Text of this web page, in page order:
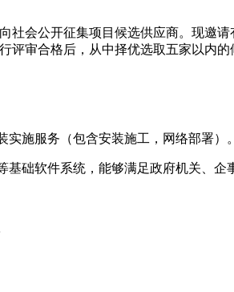
社会公开征集项目候选供应商。现邀
审合格后，从中择优选取五家以内的
施服务（包含安装施工，网络部署）。
础软件系统，能够满足政府机关、企